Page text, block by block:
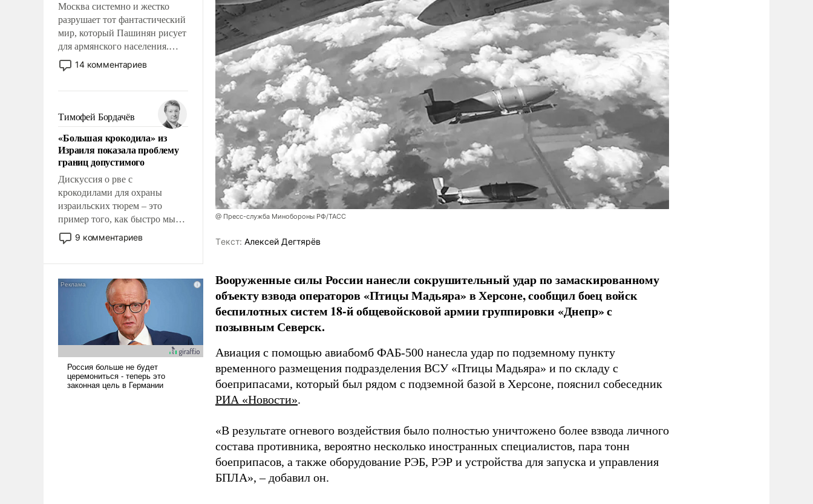
Москва системно и жестко
разрушает тот фантастический
мир, который Пашинян рисует
для армянского населения.
Мир, где политические
прожекты будут безусловно
налогоплательщиков и где
Еревану за свои поступки не
нужно отвечать.
14 комментариев
Тимофей Бордачёв
«Большая крокодила» из
Израиля показала проблему
границ допустимого
Дискуссия о рве с
крокодилами для охраны
израильских тюрем – это
пример того, как быстро мы
двигаемся по пути
революционных изменений.
псевдонаучной фантастики,
стало всерьез обсуждаемой
9 комментариев
@ Пресс-служба Минобороны РФ/ТАСС
Tекст: Алексей Дегтярёв
Вооруженные силы России нанесли сокрушительный удар по замаскированному
объекту взвода операторов «Птицы Мадьяра» в Херсоне, сообщил боец войск
беспилотных систем 18-й общевойсковой армии группировки «Днепр» с
позывным Северск.
Авиация с помощью авиабомб ФАБ-500 нанесла удар по подземному пункту
временного размещения подразделения ВСУ «Птицы Мадьяра» и по складу с
боеприпасами, который был рядом с подземной базой в Херсоне, пояснил собеседник
РИА «Новости».
«В результате огневого воздействия было полностью уничтожено более взвода личного
состава противника, вероятно несколько иностранных специалистов, пара тонн
боеприпасов, а также оборудование РЭБ, РЭР и устройства для запуска и управления
БПЛА», – добавил он.